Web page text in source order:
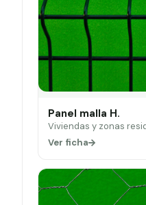
Panel malla H.
Viviendas y zonas
Ver ficha